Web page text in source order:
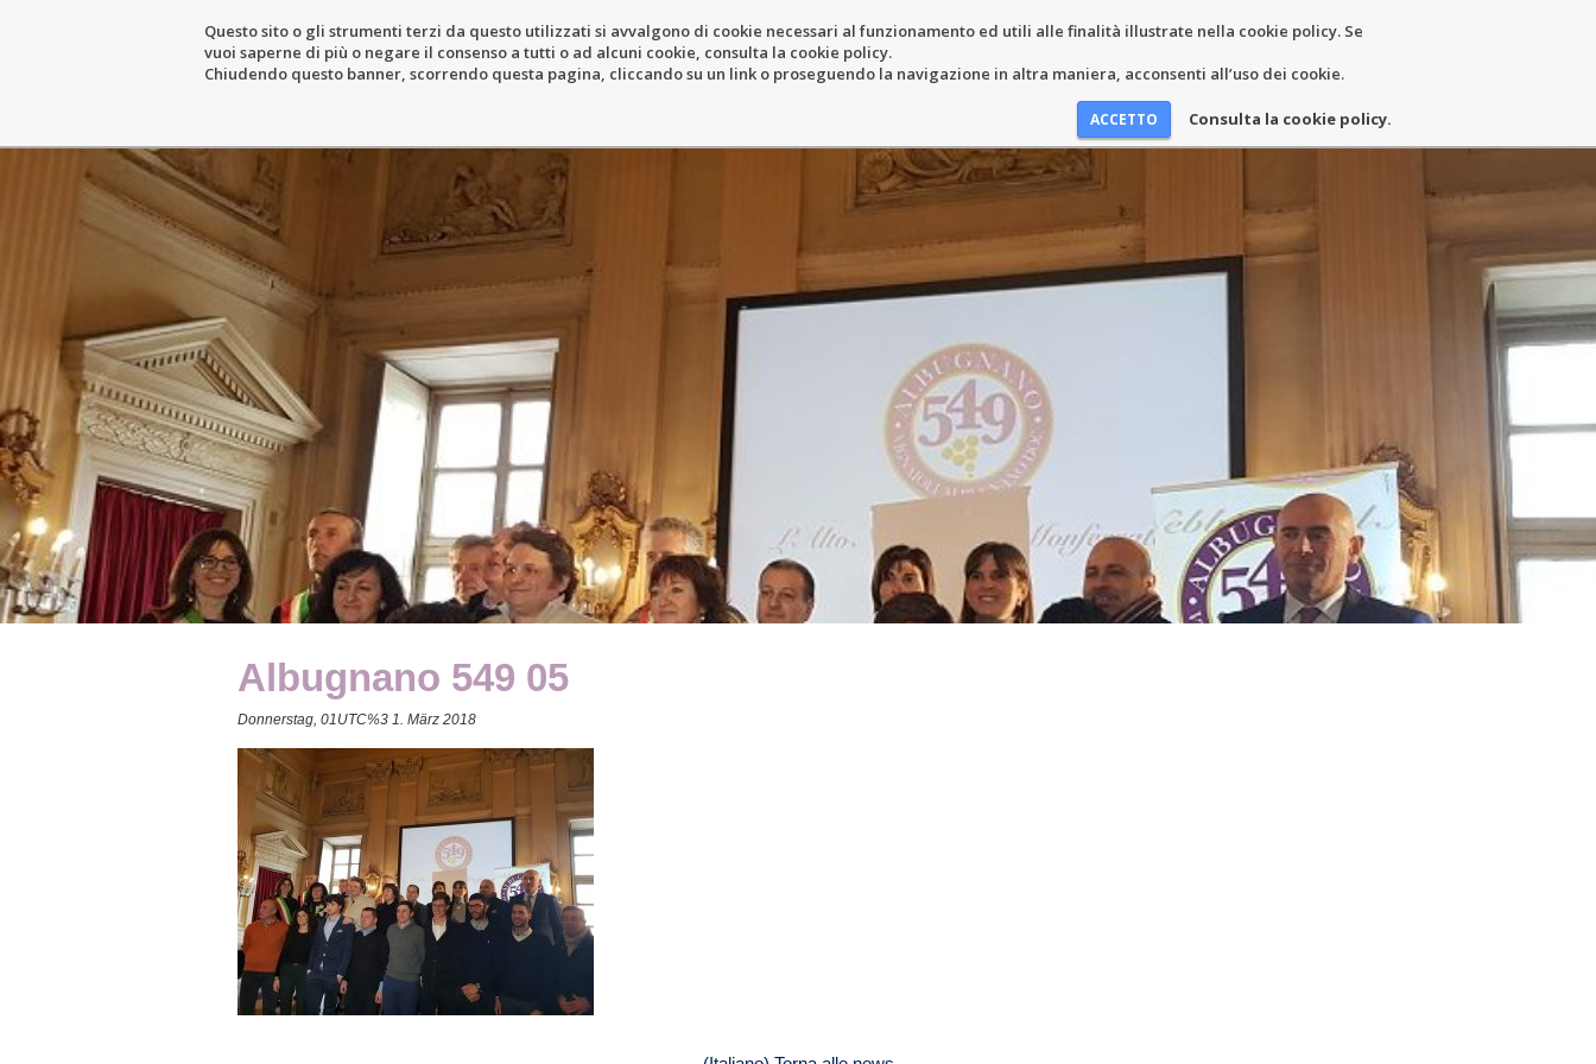
Questo sito o gli strumenti terzi da questo utilizzati si avvalgono di cookie necessari al funzionamento ed utili alle finalità illustrate nella cookie policy. Se
vuoi saperne di più o negare il consenso a tutti o ad alcuni cookie, consulta la cookie policy.
Chiudendo questo banner, scorrendo questa pagina, cliccando su un link o proseguendo la navigazione in altra maniera, acconsenti all’uso dei cookie.
Consulta la cookie policy.
DER GUTSHOF DER WEINBAUBETRIEB RESORT
Albugnano 549 05
Donnerstag, 01UTC%3 1. März 2018